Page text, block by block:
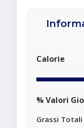
Calorie
% Valori
Grassi Totali